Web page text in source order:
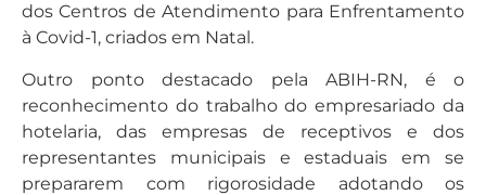
dos Centros de Atendimento para Enfrentamento
à Covid-1, criados em Natal.
Outro ponto destacado pela ABIH-RN, é o
reconhecimento do trabalho do empresariado da
hotelaria, das empresas de receptivos e dos
representantes municipais e estaduais em se
prepararem com rigorosidade adotando os